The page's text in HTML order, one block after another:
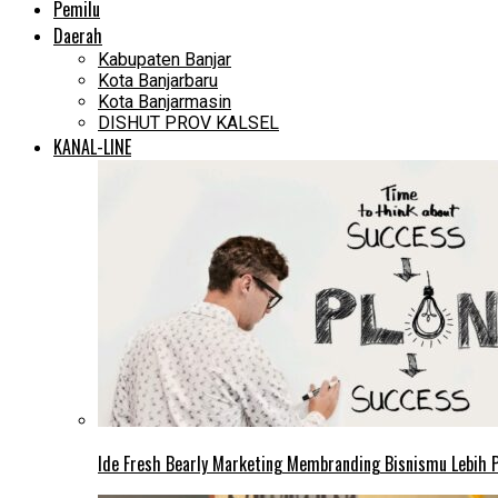
Pemilu
Daerah
Kabupaten Banjar
Kota Banjarbaru
Kota Banjarmasin
DISHUT PROV KALSEL
KANAL-LINE
Ide Fresh Bearly Marketing Membranding Bisnismu Lebih